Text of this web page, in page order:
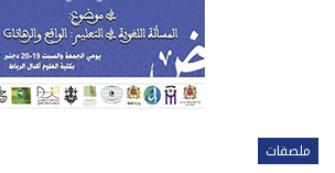
ملصقات